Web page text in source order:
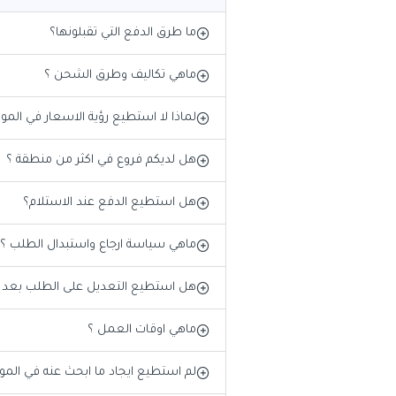
ما طرق الدفع التي تقبلونها؟
ماهي تكاليف وطرق الشحن ؟
لماذا لا استطيع رؤية الاسعار في
هل لديكم فروع في اكثر من منطقة ؟
هل استطيع الدفع عند الاستلام؟
ماهي سياسة ارجاع واستبدال الطلب ؟
هل استطيع التعديل على الطلب بعد
ماهي اوقات العمل ؟
لم استطيع ايجاد ما ابحث عنه في